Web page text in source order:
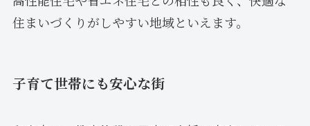
住まいづくりがしやすい地域といえます。
子育て世帯にも安心な街